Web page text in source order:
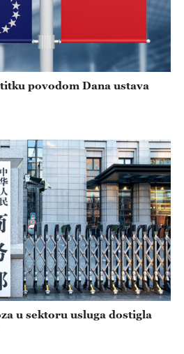
povodom Dana ustava
u sektoru usluga dostigla